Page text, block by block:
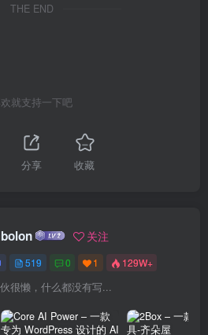
THE END
就支持一下吧
分享 收藏
关注
519 0 1 129W+
很懒，什么都没有写...